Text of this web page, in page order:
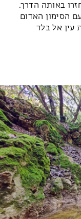
באותה הדרך.
הסימון האדום
עין אל בלד